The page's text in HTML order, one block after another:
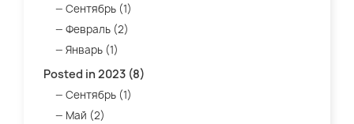
Сентябрь (1)
Февраль (2)
Январь (1)
Posted in 2023 (8)
Сентябрь (1)
Май (2)